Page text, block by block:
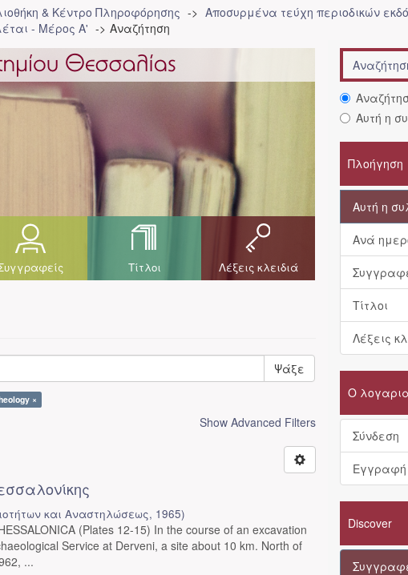
& Κέντρο Πληροφόρησης
Αποσυρμένα τεύχη περιοδικών
- Μέρος Α' Αναζήτηση
Τίτλοι Λέξεις κλειδιά
Ψάξε
×
Show Advanced Filters
και Αναστηλώσεως, 1965)
(Plates 12-15) In the course of an excavation
Service at Derveni, a site about 10 km. North of
...
Αυτή η
Πλοήγηση
Αυτή η
Ανά
Τίτλοι
Λέξεις
Ο
Σύνδεση
Εγγραφή
Discover